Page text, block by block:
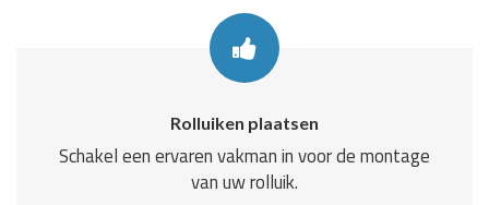
Rolluiken plaatsen
Schakel een ervaren vakman in voor de montage
van uw rolluik.